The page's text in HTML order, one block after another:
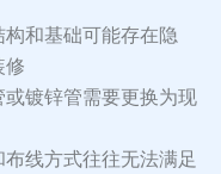
和基础可能存在隐
修
镀锌管需要更换为现
线方式往往无法满足